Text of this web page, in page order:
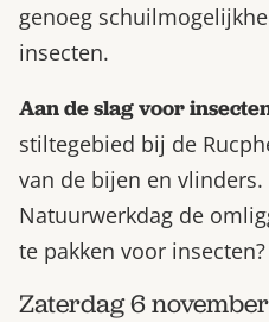
genoeg
insecten.
Aan de slag voor
stiltegebied bij de
van de bijen en
Natuurwerkdag de
te pakken voor insecten?
Zaterdag 6 november